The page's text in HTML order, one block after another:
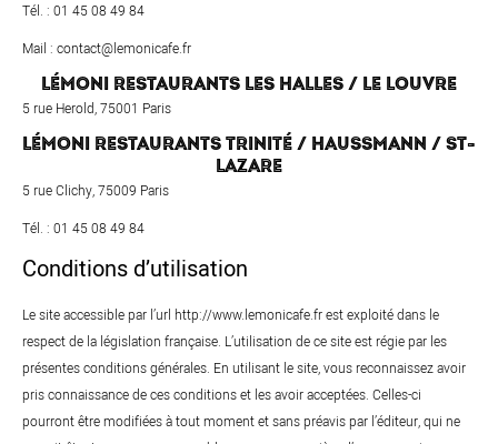
RESTAURANTS & TARIFS
Tél. : 01 45 08 49 84
Mail : contact@lemonicafe.fr
LÉMONI RESTAURANTS LES HALLES / LE LOUVRE
5 rue Herold, 75001 Paris
LÉMONI RESTAURANTS TRINITÉ / HAUSSMANN / ST-
LAZARE
5 rue Clichy, 75009 Paris
Tél. : 01 45 08 49 84
Conditions d’utilisation
Le site accessible par l’url http://www.lemonicafe.fr est exploité dans le
respect de la législation française. L’utilisation de ce site est régie par les
présentes conditions générales. En utilisant le site, vous reconnaissez avoir
pris connaissance de ces conditions et les avoir acceptées. Celles-ci
pourront être modifiées à tout moment et sans préavis par l’éditeur, qui ne